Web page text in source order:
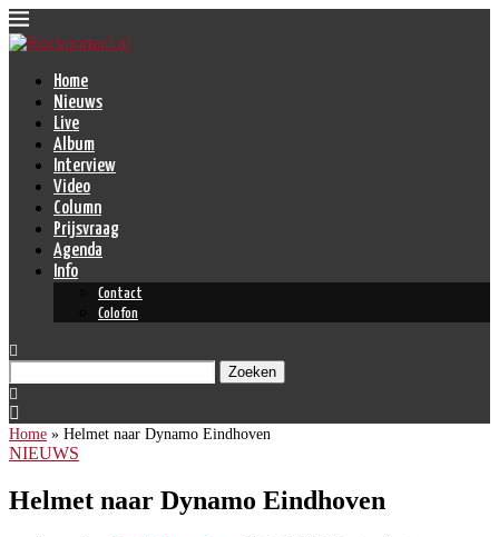
Home
Nieuws
Live
Album
Interview
Video
Column
Prijsvraag
Agenda
Info
Contact
Colofon
Zoeken
Home » Helmet naar Dynamo Eindhoven
NIEUWS
Helmet naar Dynamo Eindhoven